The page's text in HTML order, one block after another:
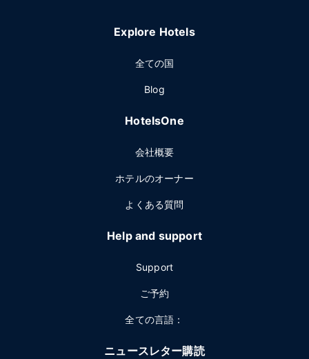
Explore Hotels
全ての国
Blog
HotelsOne
会社概要
ホテルのオーナー
よくある質問
Help and support
Support
ご予約
全ての言語：
ニュースレター購読